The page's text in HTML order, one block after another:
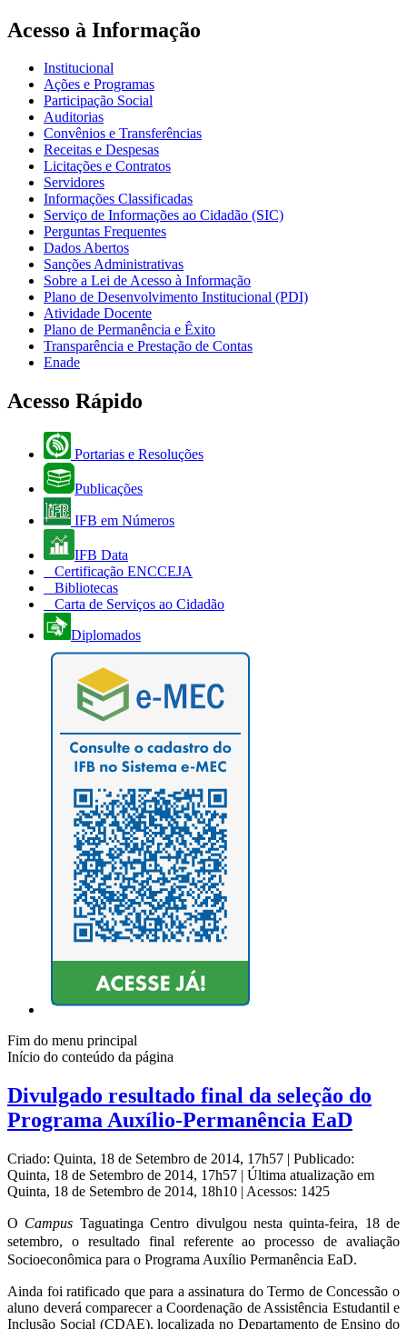
Acesso à Informação
Institucional
Ações e Programas
Participação Social
Auditorias
Convênios e Transferências
Receitas e Despesas
Licitações e Contratos
Servidores
Informações Classificadas
Serviço de Informações ao Cidadão (SIC)
Perguntas Frequentes
Dados Abertos
Sanções Administrativas
Sobre a Lei de Acesso à Informação
Plano de Desenvolvimento Institucional (PDI)
Atividade Docente
Plano de Permanência e Êxito
Transparência e Prestação de Contas
Enade
Acesso Rápido
Portarias e Resoluções
Publicações
IFB em Números
IFB Data
Certificação ENCCEJA
Bibliotecas
Carta de Serviços ao Cidadão
Diplomados
Fim do menu principal
Início do conteúdo da página
Divulgado resultado final da seleção do
Programa Auxílio-Permanência EaD
Criado: Quinta, 18 de Setembro de 2014, 17h57 | Publicado:
Quinta, 18 de Setembro de 2014, 17h57 | Última atualização em
Quinta, 18 de Setembro de 2014, 18h10 | Acessos: 1425
O Campus Taguatinga Centro divulgou nesta quinta-feira, 18 de
setembro, o resultado final referente ao processo de avaliação
Socioeconômica para o Programa Auxílio Permanência EaD.
Ainda foi ratificado que para a assinatura do Termo de Concessão o
aluno deverá comparecer a Coordenação de Assistência Estudantil e
Inclusão Social (CDAE), localizada no Departamento de Ensino do